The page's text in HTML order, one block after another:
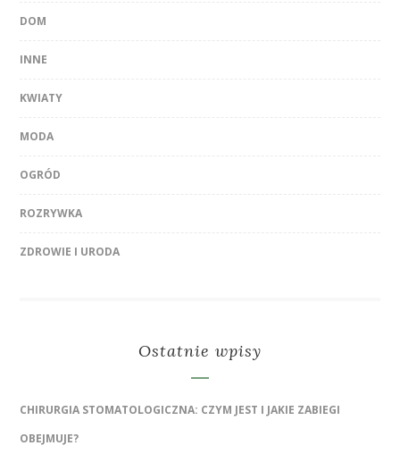
DOM
INNE
KWIATY
MODA
OGRÓD
ROZRYWKA
ZDROWIE I URODA
Ostatnie wpisy
CHIRURGIA STOMATOLOGICZNA: CZYM JEST I JAKIE ZABIEGI
OBEJMUJE?